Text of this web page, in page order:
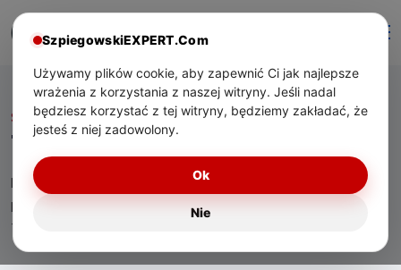
Start/ Tag:zoom optyczny
Tag:zoom optyczny
Eksperckie materiały o technologiach bezpieczeństwa,
praktycznym zastosowaniu urządzeń oraz wsparciu
technicznym dla użytkowników w Polsce.
SzpiegowskiEXPERT.Com
Używamy plików cookie, aby zapewnić Ci jak najlepsze
wrażenia z korzystania z naszej witryny. Jeśli nadal
będziesz korzystać z tej witryny, będziemy zakładać, że
jesteś z niej zadowolony.
Nie
Ok